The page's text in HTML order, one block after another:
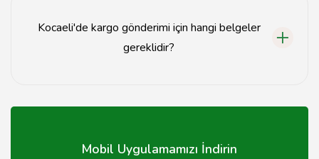
Kocaeli'de kargo gönderimi için hangi belgeler
gereklidir?
alıcı bilgileri ile birlikte fatura veya irsaliye gereklidir.
Mobil Uygulamamızı İndirin